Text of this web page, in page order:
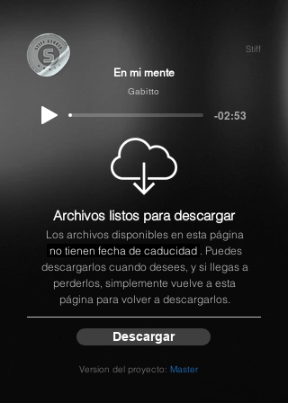
En mi mente
Stiff
Gabitto
-02:53
Archivos listos para descargar
Los archivos disponibles en esta página
no tienen fecha de caducidad . Puedes
descargarlos cuando desees, y si llegas a
perderlos, simplemente vuelve a esta
página para volver a descargarlos.
Descargar
Version del proyecto: Master